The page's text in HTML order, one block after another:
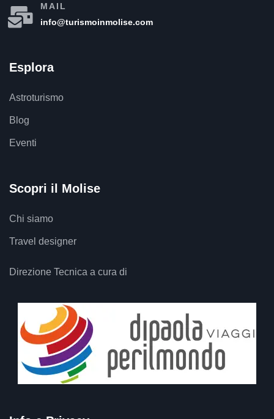
MAIL
info@turismoinmolise.com
Esplora
Astroturismo
Blog
Eventi
Scopri il Molise
Chi siamo
Travel designer
Direzione Tecnica a cura di